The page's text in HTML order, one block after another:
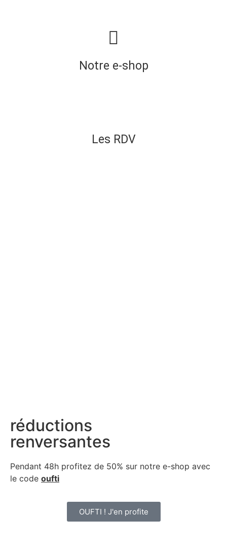
Notre e-shop
Les RDV
réductions
renversantes
Pendant 48h profitez de 50% sur notre e-shop avec
le code oufti
OUFTI ! J'en profite